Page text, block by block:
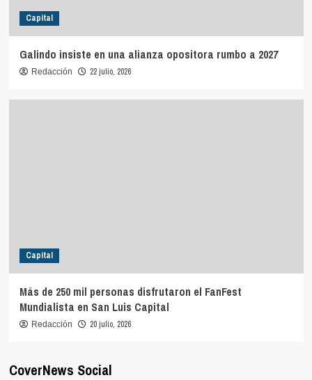
Capital
Galindo insiste en una alianza opositora rumbo a 2027
Redacción 22 julio, 2026
Capital
Más de 250 mil personas disfrutaron el FanFest
Mundialista en San Luis Capital
Redacción 20 julio, 2026
CoverNews Social